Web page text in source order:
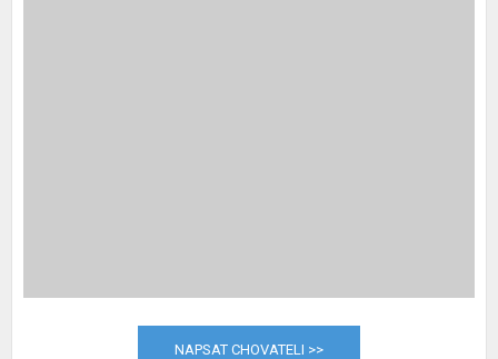
NAPSAT CHOVATELI >>